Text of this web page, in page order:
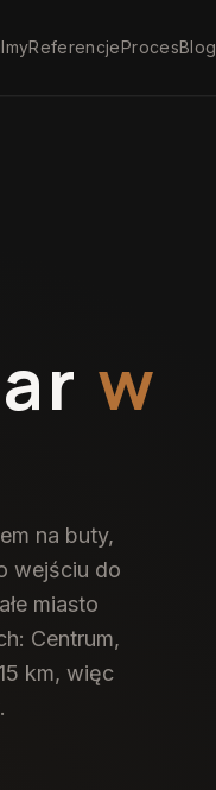
ReferencjeProcesBlog
w
na buty,
wejściu do
miasto
Centrum,
km, więc